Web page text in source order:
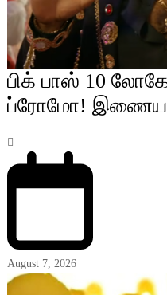
பிக் பாஸ் 10
ப்ரோமோ!
August 7, 2026